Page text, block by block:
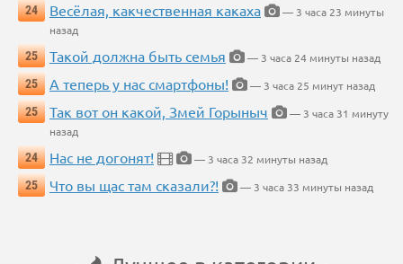
24
Весёлая, какчественная какаха
— 3 часа 23 минуты
назад
25
Такой должна быть семья
— 3 часа 24 минуты назад
25
А теперь у нас смартфоны!
— 3 часа 25 минут назад
25
Так вот он какой, Змей Горыныч
— 3 часа 31 минуту
назад
24
Нас не догонят!
— 3 часа 32 минуты назад
25
Что вы щас там сказали?! — 3 часа 33 минуты назад